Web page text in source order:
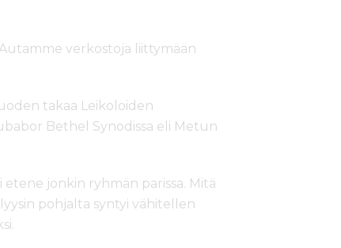
Autamme verkostoja liittymään
takaa Leikoloiden
Bethel Synodissa eli Metun
etene jonkin ryhmän parissa. Mitä
pohjalta syntyi vähitellen